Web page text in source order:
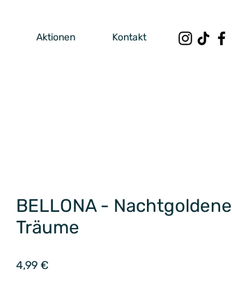
Aktionen Kontakt
BELLONA - Nachtgoldene
Träume
4,99 €